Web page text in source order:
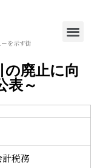
を示す街
の廃止に向
表～
税務